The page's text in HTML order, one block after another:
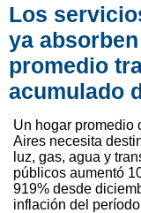
Los
ya
promedio
acumulado
Un hogar promedio
Aires necesita
luz, gas, agua y
públicos aumentó
919% desde
inflación del